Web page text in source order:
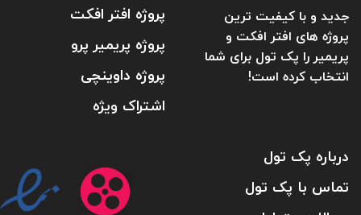
جدید و با کیفیت ترین
پروژه های افتر افکت و
پریمیر را پک تول برای شما
انتخاب کرده است!
پروژه افتر افکت
پروژه پریمیر پرو
پروژه داوینچی
اشتراک ویژه
درباره پک تول
تماس با پک تول